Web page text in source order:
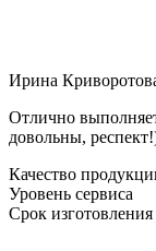
Ирина
Отлично
довольны,
Качество
Уровень сервиса
Срок изготовления